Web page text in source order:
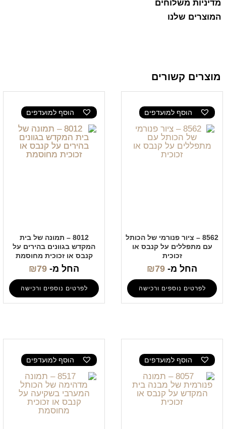
מדיניות משלוחים
המוצרים שלנו
מוצרים קשורים
הוסף למועדפים
8562 – ציור פנורמי של הכותל
עם מתפללים על קנבס או
זכוכית
החל מ- ₪79
לפרטים נוספים ורכישה
הוסף למועדפים
8012 – תמונה של בית
המקדש בגוונים בהירים על
קנבס או זכוכית מחוסמת
החל מ- ₪79
לפרטים נוספים ורכישה
הוסף למועדפים הוסף למועדפים